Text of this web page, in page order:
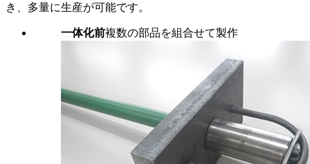
き、多量に生産が可能です。
一体化前複数の部品を組合せて製作